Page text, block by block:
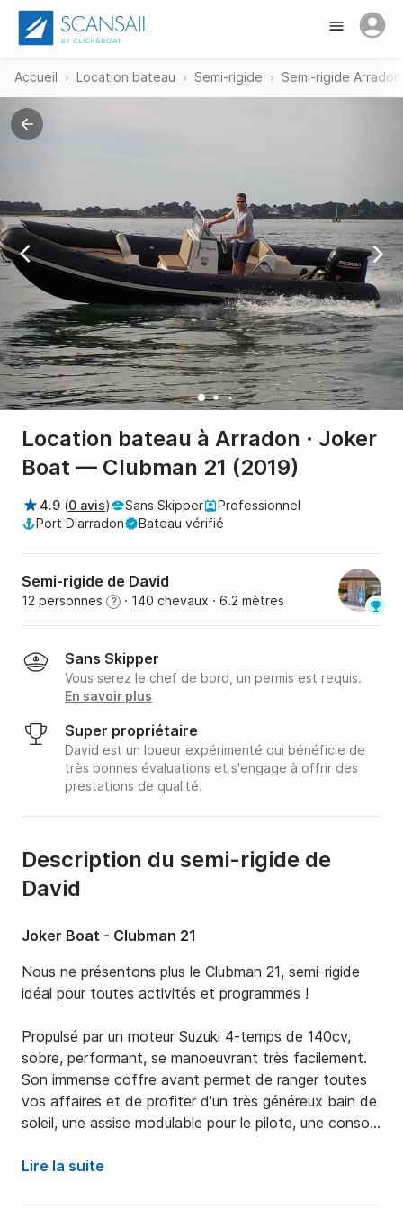
Accueil Location bateau Semi-rigide Semi-rigide Arradon
Location bateau à Arradon · Joker
Boat — Clubman 21 (2019)
4.9 (0 avis) Sans Skipper
Professionnel
Port D'arradon
Bateau vérifié
Semi-rigide de David
12 personnes ? · 140 chevaux · 6.2 mètres
Sans Skipper
Vous serez le chef de bord, un permis est requis.
En savoir plus
Super propriétaire
David est un loueur expérimenté qui bénéficie de
très bonnes évaluations et s'engage à offrir des
prestations de qualité.
Description du semi-rigide de
David
Joker Boat - Clubman 21
Nous ne présentons plus le Clubman 21, semi-rigide
idéal pour toutes activités et programmes !
Propulsé par un moteur Suzuki 4-temps de 140cv,
sobre, performant, se manoeuvrant très facilement.
Son immense coffre avant permet de ranger toutes
vos affaires et de profiter d'un très généreux bain de
soleil, une assise modulable pour le pilote, une console
immense recouvert d'une confortable assise.
Lire la suite